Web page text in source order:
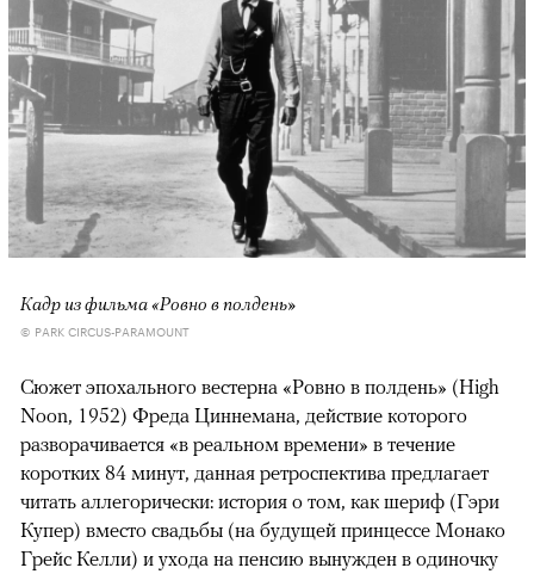
Кадр из фильма «Ровно в полдень»
© PARK CIRCUS-PARAMOUNT
Сюжет эпохального вестерна «Ровно в полдень» (High
Noon, 1952) Фреда Циннемана, действие которого
разворачивается «в реальном времени» в течение
коротких 84 минут, данная ретроспектива предлагает
читать аллегорически: история о том, как шериф (Гэри
Купер) вместо свадьбы (на будущей принцессе Монако
Грейс Келли) и ухода на пенсию вынужден в одиночку